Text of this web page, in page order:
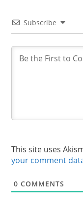
Subscribe
This site uses
your comment
0 COMMENTS